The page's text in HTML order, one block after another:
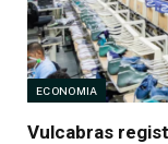
ECONOMIA
Vulcabras